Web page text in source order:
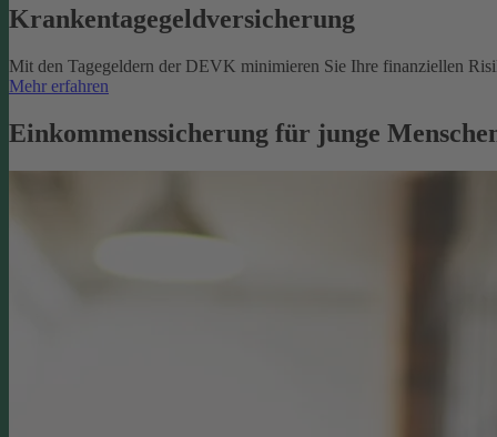
Krankentagegeldversicherung
Mit den Tagegeldern der DEVK minimieren Sie Ihre finanziellen
Mehr erfahren
Einkommenssicherung für junge